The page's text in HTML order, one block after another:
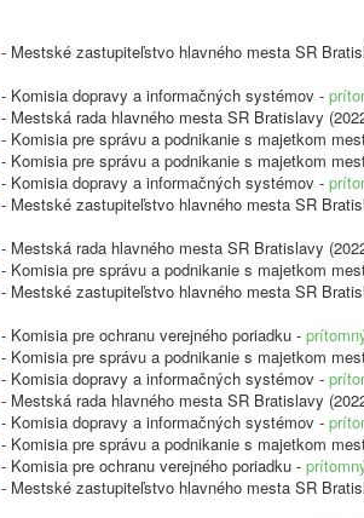
- Mestské zastupiteľstvo hlavného mesta SR
- Komisia dopravy a informačných systémov -
- Mestská rada hlavného mesta SR Bratislavy
- Komisia pre správu a podnikanie s majetkom
- Komisia pre správu a podnikanie s majetkom
- Komisia dopravy a informačných systémov -
- Mestské zastupiteľstvo hlavného mesta SR
- Mestská rada hlavného mesta SR Bratislavy
- Komisia pre správu a podnikanie s majetkom
- Mestské zastupiteľstvo hlavného mesta SR
- Komisia pre ochranu verejného poriadku -
- Komisia pre správu a podnikanie s majetkom
- Komisia dopravy a informačných systémov -
- Mestská rada hlavného mesta SR Bratislavy
- Komisia dopravy a informačných systémov -
- Komisia pre správu a podnikanie s majetkom
- Komisia pre ochranu verejného poriadku -
- Mestské zastupiteľstvo hlavného mesta SR